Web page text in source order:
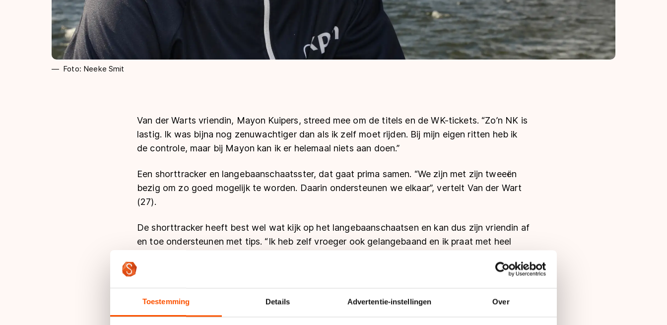
Toestemming Details Advertentie-instellingen Over
Foto: Neeke Smit
Van der Warts vriendin, Mayon Kuipers, streed mee om de titels en de WK-tickets. “Zo’n NK is
lastig. Ik was bijna nog zenuwachtiger dan als ik zelf moet rijden. Bij mijn eigen ritten heb ik
de controle, maar bij Mayon kan ik er helemaal niets aan doen.”
Een shorttracker en langebaanschaatsster, dat gaat prima samen. “We zijn met zijn tweeën
bezig om zo goed mogelijk te worden. Daarin ondersteunen we elkaar”, vertelt Van der Wart
(27).
De shorttracker heeft best wel wat kijk op het langebaanschaatsen en kan dus zijn vriendin af
en toe ondersteunen met tips. “Ik heb zelf vroeger ook gelangebaand en ik praat met heel
met name het langebaanschaatsen omdat het toch veel met onze sport te maken heeft.